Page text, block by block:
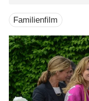
Familienfilm